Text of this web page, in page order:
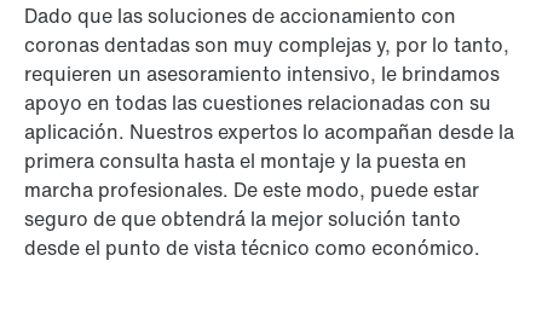
Dado que las soluciones de accionamiento con
coronas dentadas son muy complejas y, por lo tanto,
requieren un asesoramiento intensivo, le brindamos
apoyo en todas las cuestiones relacionadas con su
aplicación. Nuestros expertos lo acompañan desde la
primera consulta hasta el montaje y la puesta en
marcha profesionales. De este modo, puede estar
seguro de que obtendrá la mejor solución tanto
desde el punto de vista técnico como económico.